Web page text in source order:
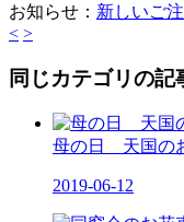
お知らせ： 新しいご
< >
同じカテゴリの記
母の日 天国の
2019-06-12